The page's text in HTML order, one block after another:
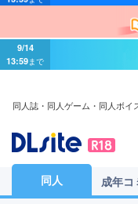
9/14
13:59まで
同人誌・同人ゲーム・同人ボイ
同人 成年コ